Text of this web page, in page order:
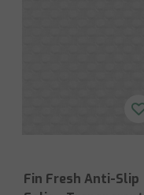
Fin Fresh Anti-Slip